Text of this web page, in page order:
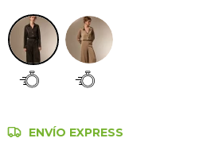
ENVÍO EXPRESS